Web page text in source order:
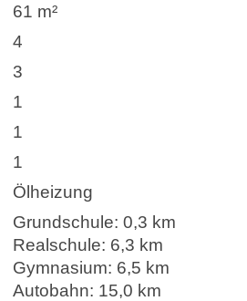
61 m²
4
3
1
1
1
Ölheizung
Grundschule: 0,3 km
Realschule: 6,3 km
Gymnasium: 6,5 km
Autobahn: 15,0 km